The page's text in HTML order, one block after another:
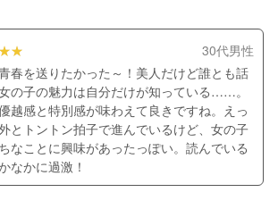
30代男性
春を送りたかった～！美人だけど誰とも話
の子の魅力は自分だけが知っている……。
越感と特別感が味わえて良きですね。えっ
とトントン拍子で進んでいるけど、女の子
なことに興味があったっぽい。読んでいる
なかに過激！